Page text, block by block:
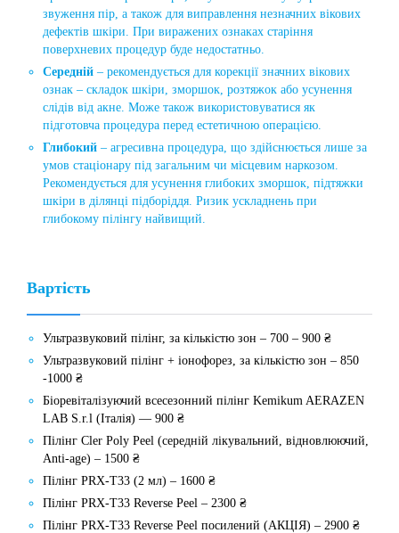
звуження пір, а також для виправлення незначних вікових
дефектів шкіри. При виражених ознаках старіння
поверхневих процедур буде недостатньо.
Середній – рекомендується для корекції значних вікових
ознак – складок шкіри, зморшок, розтяжок або усунення
слідів від акне. Може також використовуватися як
підготовча процедура перед естетичною операцією.
Глибокий – агресивна процедура, що здійснюється лише за
умов стаціонару під загальним чи місцевим наркозом.
Рекомендується для усунення глибоких зморшок, підтяжки
шкіри в ділянці підборіддя. Ризик ускладнень при
глибокому пілінгу найвищий.
Вартість
Ультразвуковий пілінг, за кількістю зон – 700 – 900 ₴
Ультразвуковий пілінг + іонофорез, за ​​кількістю зон – 850
-1000 ₴
Біоревіталізуючий всесезонний пілінг Kemikum AERAZEN
LAB S.r.l (Італія) — 900 ₴
Пілінг Cler Poly Peel (середній лікувальний, відновлюючий,
Anti-age) – 1500 ₴
Пілінг PRX-Т33 (2 мл) – 1600 ₴
Пілінг PRX-T33 Reverse Peel – 2300 ₴
Пілінг PRX-T33 Reverse Peel посилений (АКЦІЯ) – 2900 ₴